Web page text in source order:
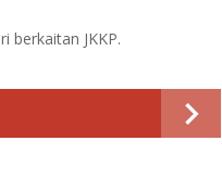
berkaitan JKKP.